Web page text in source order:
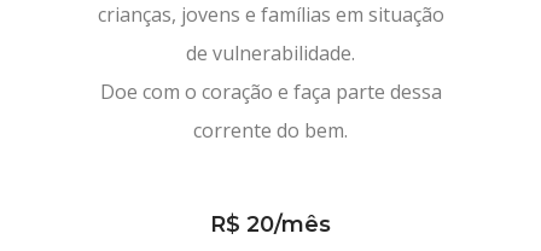
crianças, jovens e famílias em situação
de vulnerabilidade.
Doe com o coração e faça parte dessa
corrente do bem.
R$ 20/mês